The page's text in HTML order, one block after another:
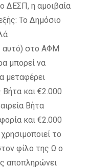
ΔΕΣΠ, η αμοιβαία
Το Δημόσιο
αυτό) στο ΑΦΜ
μπορεί να
μεταφέρει
και €2.000
Βήτα
και €2.000
το
φίλο της Ω ο
αποπληρώνει